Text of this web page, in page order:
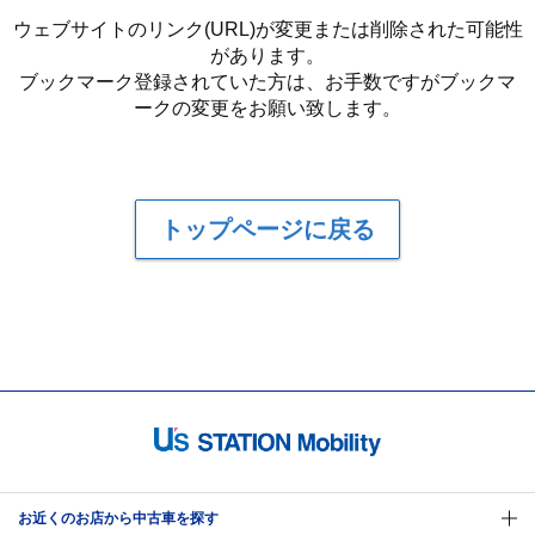
ウェブサイトのリンク(URL)が変更または削除された可能性
があります。
ブックマーク登録されていた方は、お手数ですがブックマ
ークの変更をお願い致します。
トップページに戻る
お近くのお店から中古車を探す